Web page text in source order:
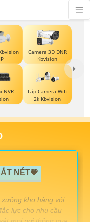
Camera 3D DNR
Kbvision
NVR
Lắp Camera Wifi
2k Kbvision
NÉT💗
kho hàng với
lực cho nhu cầu